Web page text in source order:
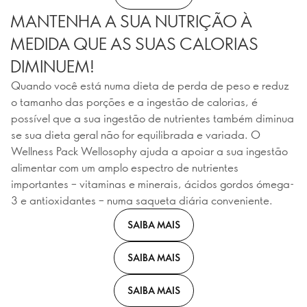
MANTENHA A SUA NUTRIÇÃO À
MEDIDA QUE AS SUAS CALORIAS
DIMINUEM!
Quando você está numa dieta de perda de peso e reduz
o tamanho das porções e a ingestão de calorias, é
possível que a sua ingestão de nutrientes também diminua
se sua dieta geral não for equilibrada e variada. O
Wellness Pack Wellosophy ajuda a apoiar a sua ingestão
alimentar com um amplo espectro de nutrientes
importantes – vitaminas e minerais, ácidos gordos ómega-
3 e antioxidantes – numa saqueta diária conveniente.
SAIBA MAIS
SAIBA MAIS
SAIBA MAIS